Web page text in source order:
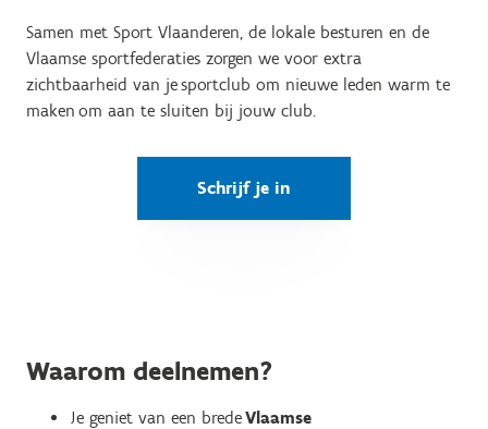
Samen met Sport Vlaanderen, de lokale besturen en de
Vlaamse sportfederaties zorgen we voor extra
zichtbaarheid van je sportclub om nieuwe leden warm te
maken om aan te sluiten bij jouw club.
Schrijf je in
Waarom deelnemen?
Je geniet van een bredeVlaamse